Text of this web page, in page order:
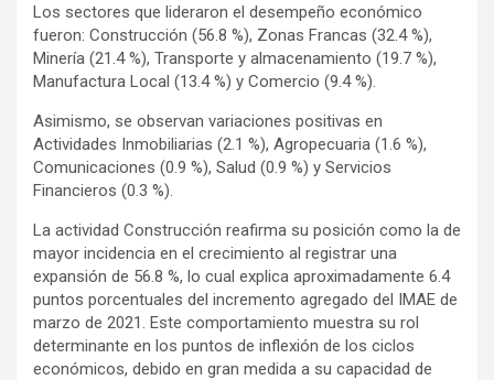
Los sectores que lideraron el desempeño económico
fueron: Construcción (56.8 %), Zonas Francas (32.4 %),
Minería (21.4 %), Transporte y almacenamiento (19.7 %),
Manufactura Local (13.4 %) y Comercio (9.4 %).
Asimismo, se observan variaciones positivas en
Actividades Inmobiliarias (2.1 %), Agropecuaria (1.6 %),
Comunicaciones (0.9 %), Salud (0.9 %) y Servicios
Financieros (0.3 %).
La actividad Construcción reafirma su posición como la de
mayor incidencia en el crecimiento al registrar una
expansión de 56.8 %, lo cual explica aproximadamente 6.4
puntos porcentuales del incremento agregado del IMAE de
marzo de 2021. Este comportamiento muestra su rol
determinante en los puntos de inflexión de los ciclos
económicos, debido en gran medida a su capacidad de